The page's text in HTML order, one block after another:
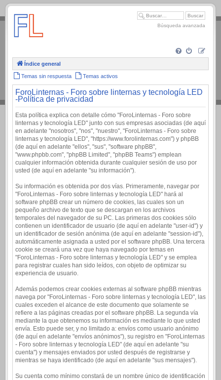
.
Búsqueda avanzada
Índice general
Temas sin respuesta Temas activos
ForoLinternas - Foro sobre linternas y tecnología LED
-Política de privacidad
Esta política explica con detalle cómo "ForoLinternas - Foro sobre
linternas y tecnología LED" junto con sus empresas asociadas (de aquí
en adelante "nosotros", "nos", "nuestro", "ForoLinternas - Foro sobre
linternas y tecnología LED", "https://www.forolinternas.com") y phpBB
(de aquí en adelante "ellos", "sus", "software phpBB",
"www.phpbb.com", "phpBB Limited", "phpBB Teams") emplean
cualquier información obtenida durante cualquier sesión de uso por
usted (de aquí en adelante "su información").
Su información es obtenida por dos vías. Primeramente, navegar por
"ForoLinternas - Foro sobre linternas y tecnología LED" hará al
software phpBB crear un número de cookies, las cuales son un
pequeño archivo de texto que se descargan en los archivos
temporales del navegador de su PC. Las primeras dos cookies sólo
contienen un identificador de usuario (de aquí en adelante "user-id") y
un identificador de sesión anónima (de aquí en adelante "session-id"),
automáticamente asignada a usted por el software phpBB. Una tercera
cookie se creará una vez que haya navegado por temas en
"ForoLinternas - Foro sobre linternas y tecnología LED" y se emplea
para registrar cuales han sido leídos, con objeto de optimizar su
experiencia de usuario.
Además podemos crear cookies externas al software phpBB mientras
navega por "ForoLinternas - Foro sobre linternas y tecnología LED", las
cuales exceden el alcance de este documento que solamente se
refiere a las páginas creadas por el software phpBB. La segunda vía
mediante la que obtenemos su información es mediante lo que usted
envía. Esto puede ser, y no limitado a: envíos como usuario anónimo
(de aquí en adelante "envíos anónimos"), su registro en "ForoLinternas
- Foro sobre linternas y tecnología LED" (de aquí en adelante "su
cuenta") y mensajes enviados por usted después de registrarse y
mientras se haya identificado (de aquí en adelante "sus mensajes").
Su cuenta como mínimo constará de un nombre único de identificación